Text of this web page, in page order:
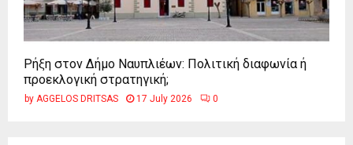
Ρήξη στον Δήμο Ναυπλιέων: Πολιτική διαφωνία ή
προεκλογική στρατηγική;
by AGGELOS DRITSAS 17 July 2026 0